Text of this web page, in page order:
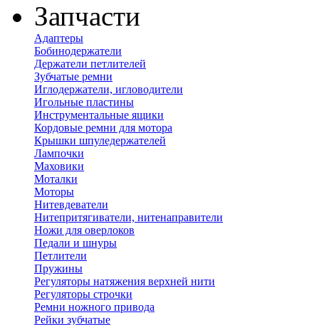
Запчасти
Адаптеры
Бобинодержатели
Держатели петлителей
Зубчатые ремни
Иглодержатели, игловодители
Игольные пластины
Инструментальные ящики
Кордовые ремни для мотора
Крышки шпуледержателей
Лампочки
Маховики
Моталки
Моторы
Нитевдеватели
Нитепритягиватели, нитенаправители
Ножи для оверлоков
Педали и шнуры
Петлители
Пружины
Регуляторы натяжения верхней нити
Регуляторы строчки
Ремни ножного привода
Рейки зубчатые